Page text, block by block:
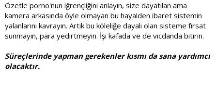
Özetle porno'nun iğrençliğini anlayın, size dayatılan ama
kamera arkasında öyle olmayan bu hayalden ibaret sistemin
yalanlarını kavrayın. Artık bu köleliğe dayalı olan sisteme fırsat
sunmayın, para yedirtmeyin. İşi kafada ve de vicdanda bitirin.
Süreçlerinde yapman gerekenler kısmı da sana yardımcı
olacaktır.